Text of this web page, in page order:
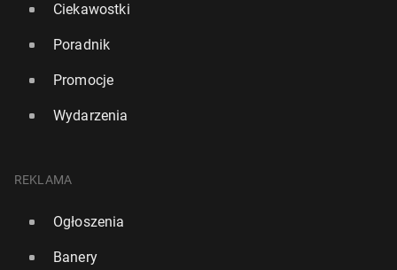
Ciekawostki
Poradnik
Promocje
Wydarzenia
REKLAMA
Ogłoszenia
Banery